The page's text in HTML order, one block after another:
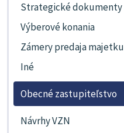
Strategické dokumenty
Výberové konania
Zámery predaja majetku
Iné
Obecné zastupiteľstvo
Návrhy VZN